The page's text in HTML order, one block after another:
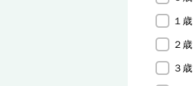
１歳
２歳
３歳